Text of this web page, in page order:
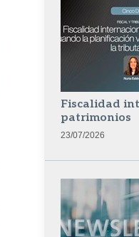
Fiscalidad
patrimonios
23/07/2026